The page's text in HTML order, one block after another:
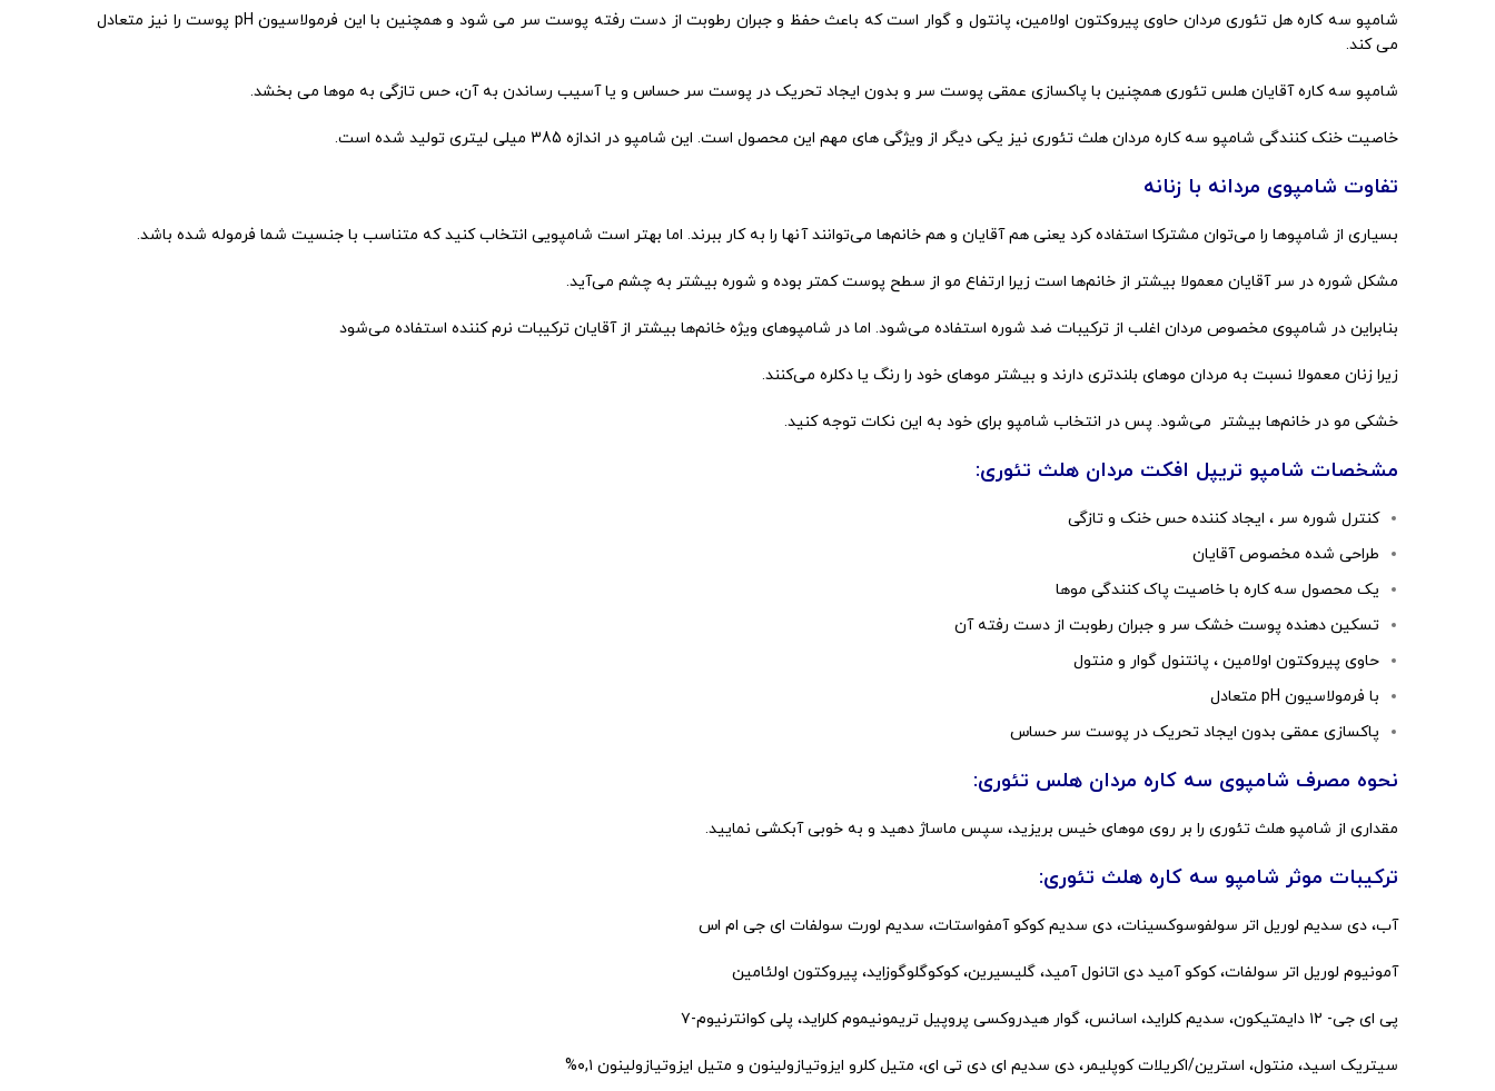
شامپو سه کاره هل تئوری مردان حاوی پیروکتون اولامین، پانتول و گوار است که باعث حفظ و جبران رطوبت از دست رفته پوست سر می شود و همچنین با این فرمولاسیون pH پوست را نیز متعادل
می کند.
شامپو سه کاره آقایان هلس تئوری همچنین با پاکسازی عمقی پوست سر و بدون ایجاد تحریک در پوست سر حساس و یا آسیب رساندن به آن، حس تازگی به موها می بخشد.
خاصیت خنک کنندگی شامپو سه کاره مردان هلث تئوری نیز یکی دیگر از ویژگی های مهم این محصول است. این شامپو در اندازه 385 میلی لیتری تولید شده است.
تفاوت شامپوی مردانه با زنانه
بسیاری از شامپوها را می‌توان مشترکا استفاده کرد یعنی هم آقایان و هم خانم‌ها می‌توانند آنها را به کار ببرند. اما بهتر است شامپویی انتخاب کنید که متناسب با جنسیت شما فرموله شده باشد.
مشکل شوره در سر آقایان معمولا بیشتر از خانم‌ها است زیرا ارتفاع مو از سطح پوست کمتر بوده و شوره بیشتر به چشم می‌آید.
بنابراین در شامپوی مخصوص مردان اغلب از ترکیبات ضد شوره استفاده می‌شود. اما در شامپوهای ویژه خانم‌ها بیشتر از آقایان ترکیبات نرم کننده استفاده می‌شود
زیرا زنان معمولا نسبت به مردان موهای بلندتری دارند و بیشتر موهای خود را رنگ یا دکلره می‌کنند.
خشکی مو در خانم‌ها بیشتر می‌شود. پس در انتخاب شامپو برای خود به این نکات توجه کنید.
مشخصات شامپو تریپل افکت مردان هلث تئوری:
کنترل شوره سر ، ایجاد کننده حس خنک و تازگی
طراحی شده مخصوص آقایان
یک محصول سه کاره با خاصیت پاک کنندگی موها
تسکین دهنده پوست خشک سر و جبران رطوبت از دست رفته آن
حاوی پیروکتون اولامین ، پانتنول گوار و منتول
با فرمولاسیون pH متعادل
پاکسازی عمقی بدون ایجاد تحریک در پوست سر حساس
نحوه مصرف شامپوی سه کاره مردان هلس تئوری:
مقداری از شامپو هلث تئوری را بر روی موهای خیس بریزید، سپس ماساژ دهید و به خوبی آبکشی نمایید.
ترکیبات موثر شامپو سه کاره هلث تئوری:
آب، دی سدیم لوریل اتر سولفوسوکسینات، دی سدیم کوکو آمفواستات، سدیم لورت سولفات ای جی ام اس
آمونیوم لوریل اتر سولفات، کوکو آمید دی اتانول آمید، گلیسیرین، کوکوگلوگوزاید، پیروکتون اولئامین
پی ای جی- ۱۲ دایمتیکون، سدیم کلراید، اسانس، گوار هیدروکسی پروپیل تریمونیموم کلراید، پلی کوانترنیوم-۷
سیتریک اسید، منتول، استرین/اکریلات کوپلیمر، دی سدیم ای دی تی ای، متیل کلرو ایزوتیازولینون و متیل ایزوتیازولینون ۰,۱%